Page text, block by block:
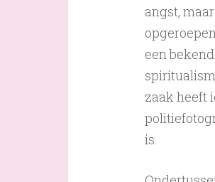
angst,
een
zaak heeft
is.